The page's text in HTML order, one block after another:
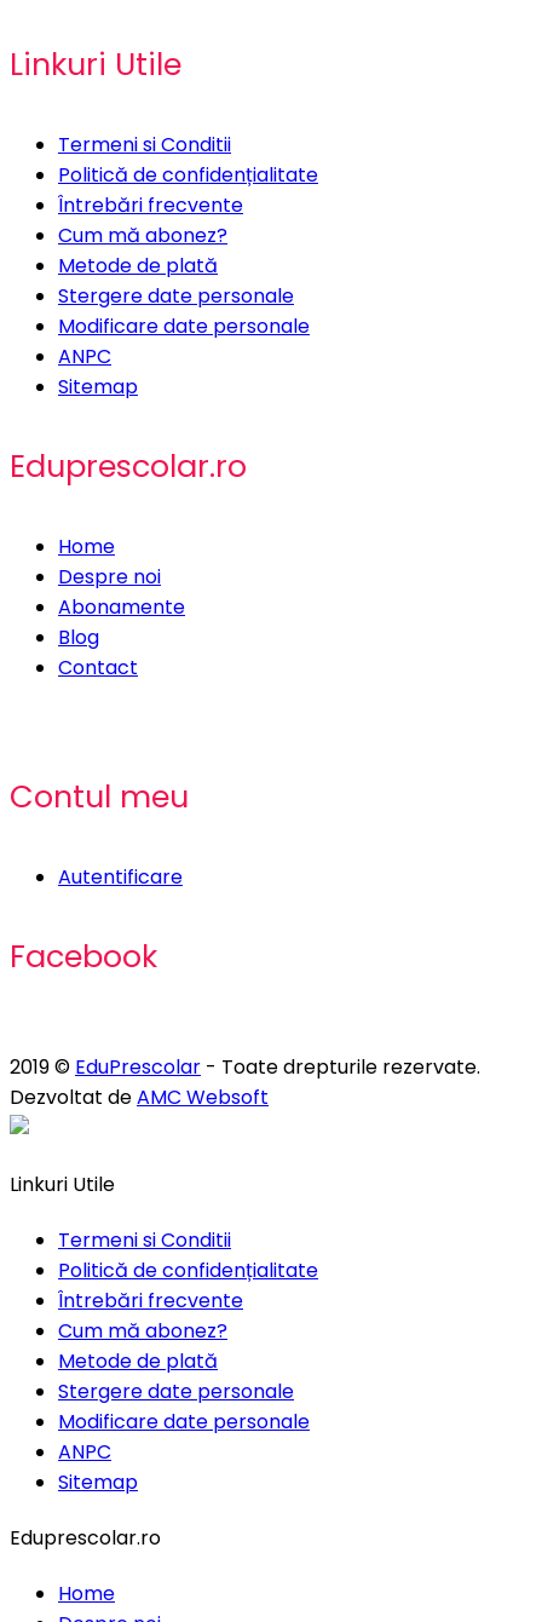
Linkuri Utile
Termeni si Conditii
Politică de confidențialitate
Întrebări frecvente
Cum mă abonez?
Metode de plată
Stergere date personale
Modificare date personale
ANPC
Sitemap
Eduprescolar.ro
Home
Despre noi
Abonamente
Blog
Contact
Contul meu
Autentificare
Facebook
2019 © EduPrescolar - Toate drepturile rezervate.
Dezvoltat deAMC Websoft
Linkuri Utile
Termeni si Conditii
Politică de confidențialitate
Întrebări frecvente
Cum mă abonez?
Metode de plată
Stergere date personale
Modificare date personale
ANPC
Sitemap
Eduprescolar.ro
Home